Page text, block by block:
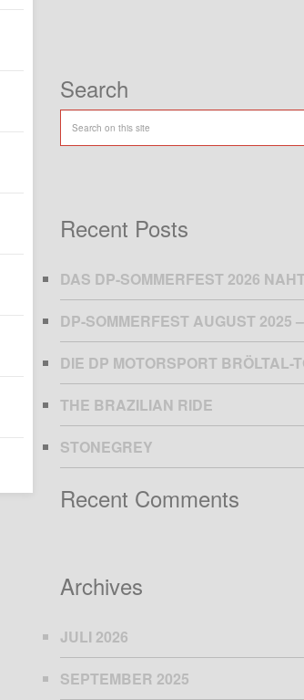
Search
Recent Posts
DAS DP-SOMMERFEST 2026 NAHT
DP-SOMMERFEST AUGUST 2025
DIE DP MOTORSPORT BRÖLTAL-
THE BRAZILIAN RIDE
STONEGREY
Recent Comments
Archives
JULI 2026
SEPTEMBER 2025